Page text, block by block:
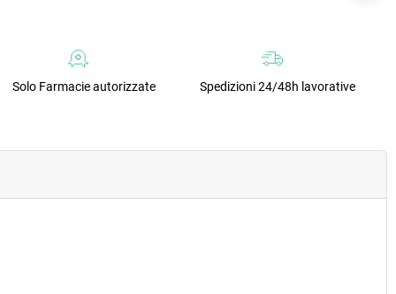
Solo Farmacie autorizzate Spedizioni 24/48h lavorative